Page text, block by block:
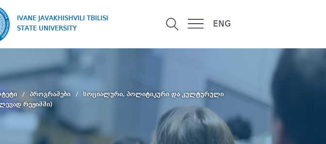
IVANE JAVAKHISHVILI TBILISI
STATE UNIVERSITY
ENG
პროგრამები
სოციალური, პოლიტიკური და კულტურული
რეჟიმში)